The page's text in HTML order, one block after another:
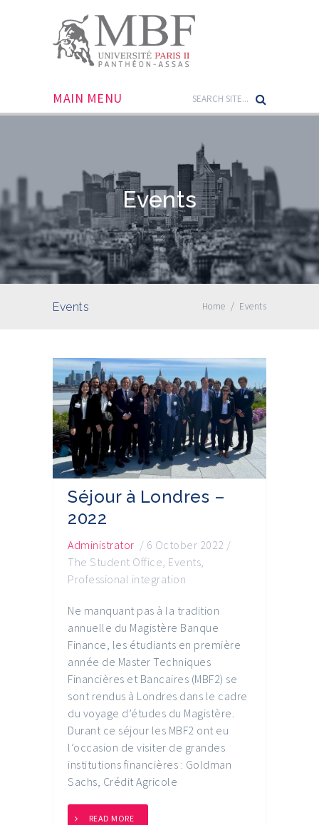
MAIN MENU
Events
Events Home / Events
Séjour à Londres –
2022
Administrator / 6 October 2022 /
The Student Office, Events,
Professional integration
Ne manquant pas à la tradition
annuelle du Magistère Banque
Finance, les étudiants en première
année de Master Techniques
Financières et Bancaires (MBF2) se
sont rendus à Londres dans le cadre
du voyage d’études du Magistère.
Durant ce séjour les MBF2 ont eu
l’occasion de visiter de grandes
institutions financières : Goldman
Sachs, Crédit Agricole
READ MORE